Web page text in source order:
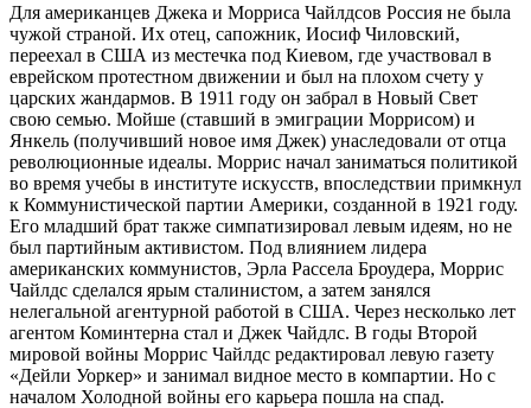
Для американцев Джека и Морриса Чайлдсов Россия не была
чужой страной. Их отец, сапожник, Иосиф Чиловский,
переехал в США из местечка под Киевом, где участвовал в
еврейском протестном движении и был на плохом счету у
царских жандармов. В 1911 году он забрал в Новый Свет
свою семью. Мойше (ставший в эмиграции Моррисом) и
Янкель (получивший новое имя Джек) унаследовали от отца
революционные идеалы. Моррис начал заниматься политикой
во время учебы в институте искусств, впоследствии примкнул
к Коммунистической партии Америки, созданной в 1921 году.
Его младший брат также симпатизировал левым идеям, но не
был партийным активистом. Под влиянием лидера
американских коммунистов, Эрла Рассела Броудера, Моррис
Чайлдс сделался ярым сталинистом, а затем занялся
нелегальной агентурной работой в США. Через несколько лет
агентом Коминтерна стал и Джек Чайдлс. В годы Второй
мировой войны Моррис Чайлдс редактировал левую газету
«Дейли Уоркер» и занимал видное место в компартии. Но с
началом Холодной войны его карьера пошла на спад.